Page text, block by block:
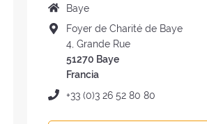
Nombre
del
foyer
Baye
Dirección
del
foye
:
Foyer de Charité de Baye
4, Grande Rue
51270 Baye
Francia
Teléfono
+33 (0)3 26 52 80 80